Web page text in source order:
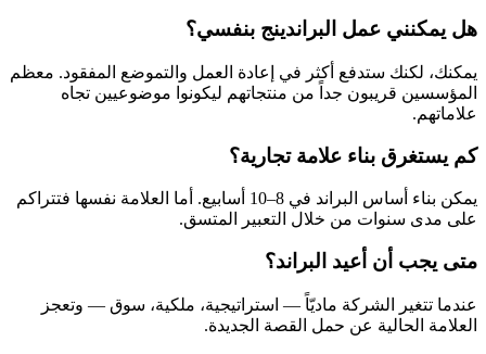
هل يمكنني عمل البراندينج بنفسي؟
يمكنك، لكنك ستدفع أكثر في إعادة العمل والتموضع المفقود. معظم
المؤسسين قريبون جداً من منتجاتهم ليكونوا موضوعيين تجاه
علاماتهم.
كم يستغرق بناء علامة تجارية؟
يمكن بناء أساس البراند في 8–10 أسابيع. أما العلامة نفسها فتتراكم
على مدى سنوات من خلال التعبير المتسق.
متى يجب أن أعيد البراند؟
عندما تتغير الشركة ماديّاً — استراتيجية، ملكية، سوق — وتعجز
العلامة الحالية عن حمل القصة الجديدة.